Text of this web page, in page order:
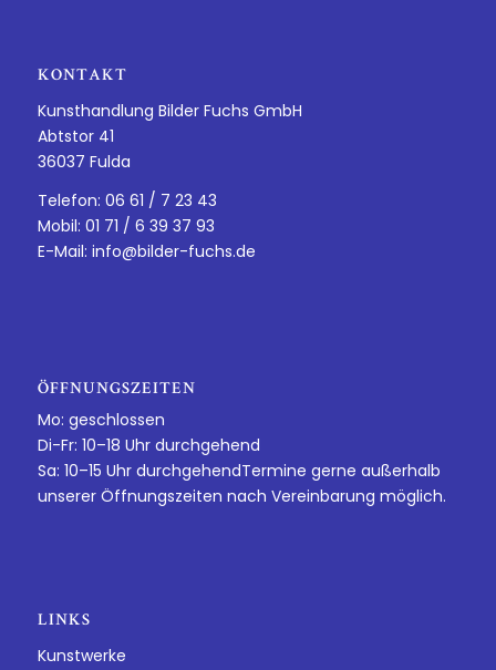
KONTAKT
Kunsthandlung Bilder Fuchs GmbH
Abtstor 41
36037 Fulda
Telefon: 06 61 / 7 23 43
Mobil: 01 71 / 6 39 37 93
E-Mail: info@bilder-fuchs.de
ÖFFNUNGSZEITEN
Mo: geschlossen
Di-Fr: 10–18 Uhr durchgehend
Sa: 10–15 Uhr durchgehendTermine gerne außerhalb
unserer Öffnungszeiten nach Vereinbarung möglich.
LINKS
Kunstwerke